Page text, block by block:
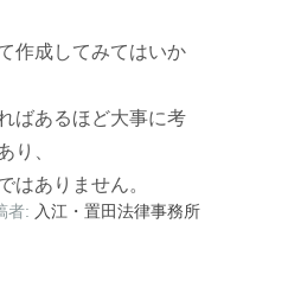
作成してみてはいか
ばあるほど大事に考
り、
はありません。
者: 入江・置田法律事務所